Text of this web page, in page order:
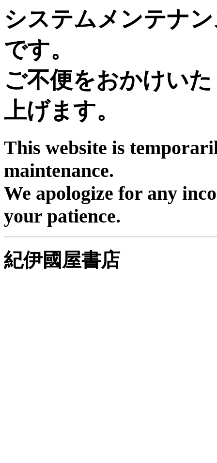
システムメンテナ
です。
ご不便をおかけい
上げます。
This website is
maintenance.
We apologize for any
your patience.
紀伊國屋書店